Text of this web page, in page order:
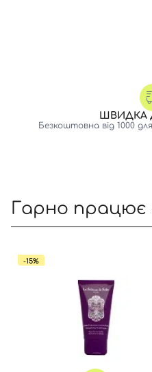
ШВИДКА
Безкоштовна від 1000
Гарно
-15%